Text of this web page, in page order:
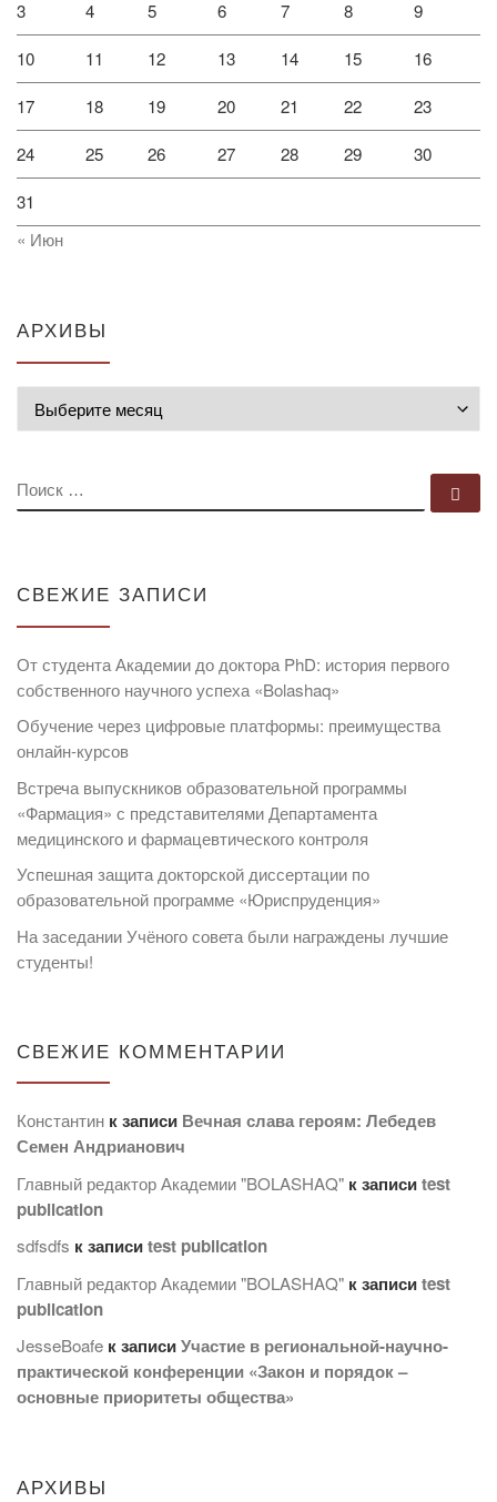
3 4 5 6 7 8 9
10 11 12 13 14 15 16
17 18 19 20 21 22 23
24 25 26 27 28 29 30
31
« Июн
АРХИВЫ
ПОИСК
СВЕЖИЕ ЗАПИСИ
От студента Академии до доктора PhD: история первого
собственного научного успеха «Bolashaq»
Обучение через цифровые платформы: преимущества
онлайн-курсов
Встреча выпускников образовательной программы
«Фармация» с представителями Департамента
медицинского и фармацевтического контроля
Успешная защита докторской диссертации по
образовательной программе «Юриспруденция»
На заседании Учёного совета были награждены лучшие
студенты!
СВЕЖИЕ КОММЕНТАРИИ
Константин к записи Вечная слава героям: Лебедев
Семен Андрианович
Главный редактор Академии "BOLASHAQ" к записиtest
publication
sdfsdfs к записиtest publication
Главный редактор Академии "BOLASHAQ" к записиtest
publication
JesseBoafe к записиУчастие в региональной-научно-
практической конференции «Закон и порядок –
основные приоритеты общества»
АРХИВЫ